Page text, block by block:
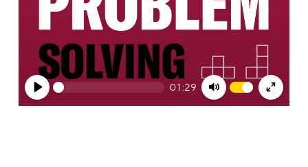
Play
01:29
Mute
Enter